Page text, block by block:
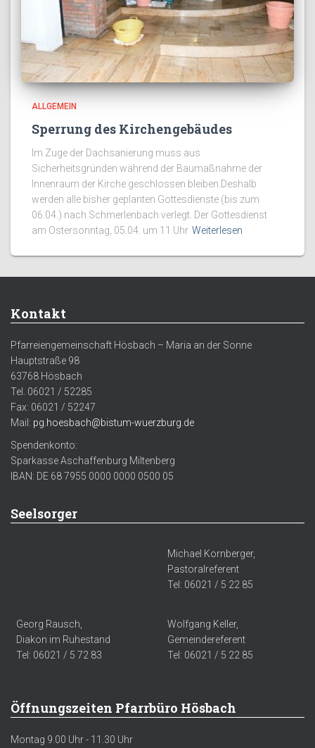
ALLGEMEIN
Sperrung des Kirchengebäudes
Im Zuge der Dachsanierung muss aus
Sicherheitsgründen während der Baumaßnahme der
Innenraum der Kirche geschlossen bleiben.Deshalb
werden alle bisher geplanten Gottesdienste (bis zum
06.04.) nach Schmerlenbach verlegt. Der Gottesdienst
am Ostersonntag, 05.04. um 11 Uhr Weiterlesen
Kontakt
Pfarreiengemeinschaft Hösbach – Maria an der Sonne
Hauptstraße 98
63768 Hösbach
Tel. 06021 / 52285
Fax: 06021 / 52247
Mail: pg.hoesbach@bistum-wuerzburg.de
Spendenkonto:
Sparkasse Aschaffenburg Miltenberg
IBAN: DE 68 7955 0000 0000 0500 05
Seelsorger
Michael Kornberger,
Pastoralreferent
Tel: 06021 / 5 22 85
Georg Rausch,
Diakon im Ruhestand
Tel: 06021 / 5 72 83
Wolfgang Keller,
Gemeindereferent
Tel: 06021 / 5 22 85
Öffnungszeiten Pfarrbüro Hösbach
Montag 9.00 Uhr - 11.30 Uhr